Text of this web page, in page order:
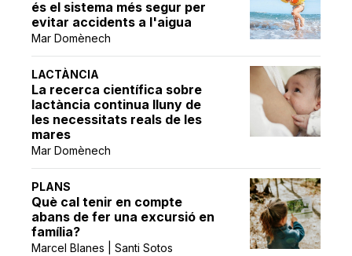
és el sistema més segur per
evitar accidents a l'aigua
Mar Domènech
LACTÀNCIA
La recerca científica sobre
lactància continua lluny de
les necessitats reals de les
mares
Mar Domènech
PLANS
Què cal tenir en compte
abans de fer una excursió en
família?
Marcel Blanes | Santi Sotos